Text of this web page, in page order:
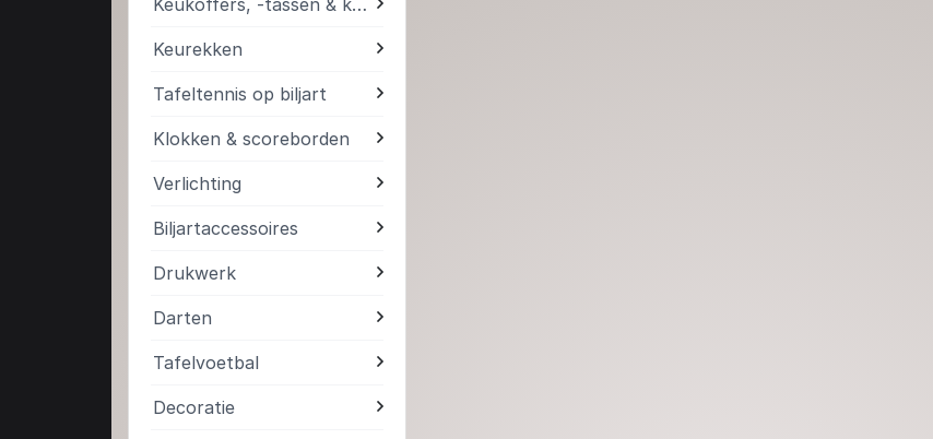
Keurekken
Tafeltennis op biljart
Klokken & scoreborden
Verlichting
Biljartaccessoires
Drukwerk
Darten
Tafelvoetbal
Decoratie